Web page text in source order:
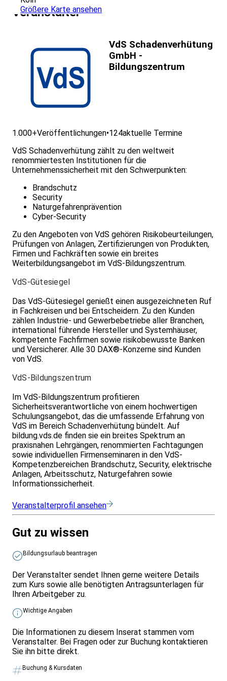
Größere Karte ansehen
Veranstalter
VdS Schadenverhütung
GmbH -
Bildungszentrum
1.000+Veröffentlichungen•124aktuelle Termine
VdS Schadenverhütung zählt zu den weltweit
renommiertesten Institutionen für die
Unternehmenssicherheit mit den Schwerpunkten:
Brandschutz
Security
Naturgefahrenprävention
Cyber-Security
Zu den Angeboten von VdS gehören Risiko­beurteilungen,
Prüfungen von Anlagen, Zertifizierungen von Produkten,
Firmen und Fachkräften sowie ein breites
Weiterbildungsangebot im VdS-Bildungszentrum.
VdS-Gütesiegel
Das VdS-Gütesiegel genießt einen ausgezeichneten Ruf
in Fachkreisen und bei Entscheidern. Zu den Kunden
zählen Industrie- und Gewerbebetriebe aller Branchen,
international führende Hersteller und Systemhäuser,
kompetente Fachfirmen sowie risikobewusste Banken
und Versicherer. Alle 30 DAX®-Konzerne sind Kunden
von VdS.
VdS-Bildungszentrum
Im VdS-Bildungszentrum profitieren
Sicherheitsverantwortliche von einem hochwertigen
Schulungsangebot, das die umfassende Erfahrung von
VdS im Bereich Schadenverhütung bündelt. Auf
bildung.vds.de finden sie ein breites Spektrum an
praxisnahen Lehrgängen, renommierten Fachtagungen
sowie individuellen Firmenseminaren in den VdS-
Kompetenzbereichen Brandschutz, Security, elektrische
Anlagen, Arbeitsschutz, Naturgefahren sowie
Informationssicherheit.
Veranstalterprofil ansehen
Gut zu wissen
Bildungsurlaub beantragen
Der Veranstalter sendet Ihnen gerne weitere Details
zum Kurs sowie alle benötigten Antragsunterlagen für
Ihren Arbeitgeber zu.
Wichtige Angaben
Die Informationen zu diesem Inserat stammen vom
Veranstalter. Bei Fragen oder zur Buchung kontaktieren
Sie ihn bitte direkt.
Buchung & Kursdaten